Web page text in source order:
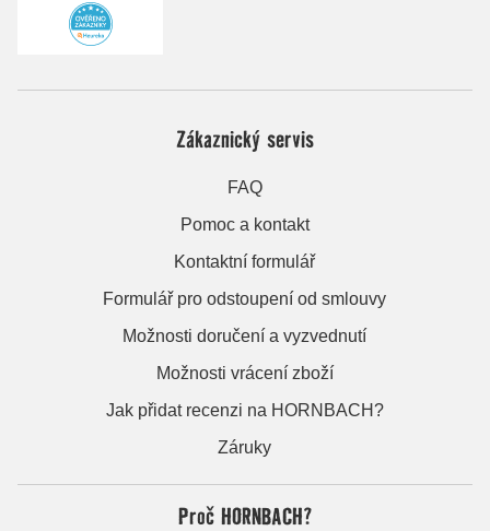
Zákaznický servis
FAQ
Pomoc a kontakt
Kontaktní formulář
Formulář pro odstoupení od smlouvy
Možnosti doručení a vyzvednutí
Možnosti vrácení zboží
Jak přidat recenzi na HORNBACH?
Záruky
Proč HORNBACH?